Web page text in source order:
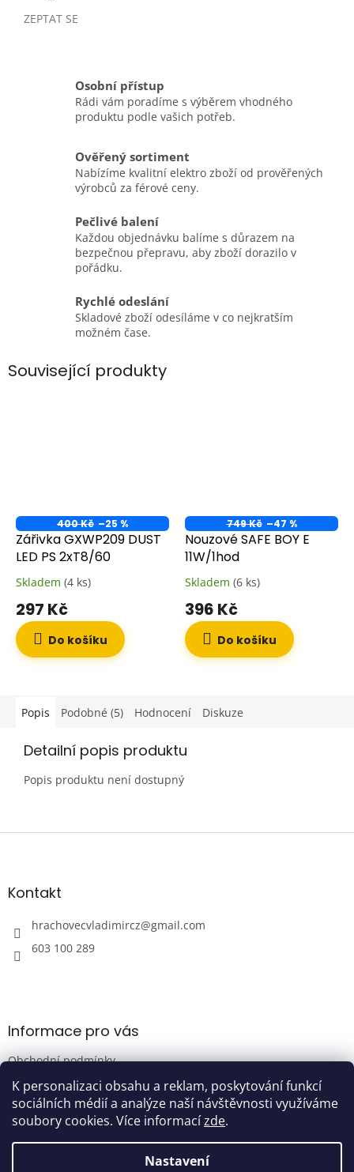
K personalizaci obsahu a reklam, poskytování funkcí
sociálních médií a analýze naší návštěvnosti využíváme
soubory cookies. Více informacízde.
Nastavení
ZEPTAT SE
Osobní přístup
Rádi vám poradíme s výběrem vhodného
produktu podle vašich potřeb.
Ověřený sortiment
Nabízíme kvalitní elektro zboží od prověřených
výrobců za férové ceny.
Pečlivé balení
Každou objednávku balíme s důrazem na
bezpečnou přepravu, aby zboží dorazilo v
pořádku.
Rychlé odeslání
Skladové zboží odesíláme v co nejkratším
možném čase.
Související produkty
400 Kč –25 %
Zářivka GXWP209 DUST
LED PS 2xT8/60
Skladem (4 ks)
297 Kč
Do košíku
749 Kč –47 %
Nouzové SAFE BOY E
11W/1hod
Skladem (6 ks)
396 Kč
Do košíku
Popis Podobné (5) Hodnocení Diskuze
Detailní popis produktu
Popis produktu není dostupný
Z
aKontakt
hrachovecvladimircz@gmail.com
603 100 289
Informace pro vás
Obchodní podmínky
Podmínky ochrany osobních údajů